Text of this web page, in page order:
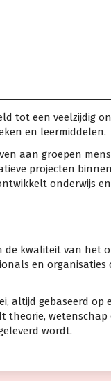
tot een veelzijdig
en leermiddelen.
aan groepen
projecten
onderwijs
de kwaliteit van het
en organisaties
altijd gebaseerd op
theorie,
wordt.